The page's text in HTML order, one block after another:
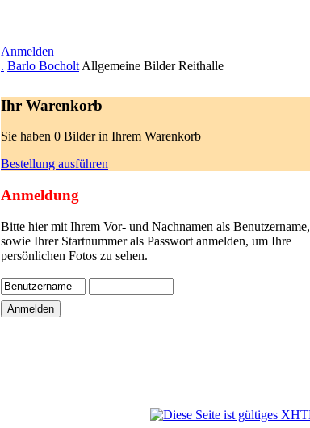
Anmelden
. Barlo Bocholt Allgemeine Bilder Reithalle
Ihr Warenkorb
Sie haben 0 Bilder in Ihrem Warenkorb
Bestellung ausführen
Anmeldung
Bitte hier mit Ihrem Vor- und Nachnamen als Benutzername,
sowie Ihrer Startnummer als Passwort anmelden, um Ihre
persönlichen Fotos zu sehen.